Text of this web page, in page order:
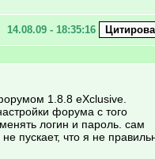
14.08.09 - 18:35:16
1.8.8 eXclusive.
форума с того
логин и пароль. сам
пускает, что я не